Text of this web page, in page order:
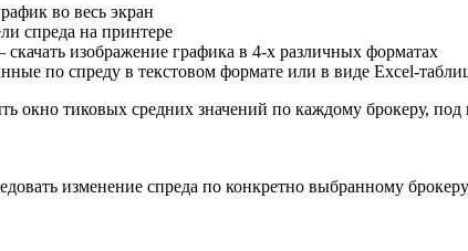
во весь экран
спреда на принтере
изображение графика в 4-х различных форматах
по спреду в текстовом формате или в виде Excel-
окно тиковых средних значений по каждому брокеру,
изменение спреда по конкретно выбранному